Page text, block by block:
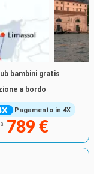
Pagamento in 4X
bambini gratis
a bordo
789 €